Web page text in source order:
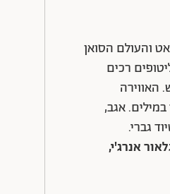
והעולם הסואן
רכים
האווירה
אגב,
גברי.
ידיים. גלאור אנרג'י,